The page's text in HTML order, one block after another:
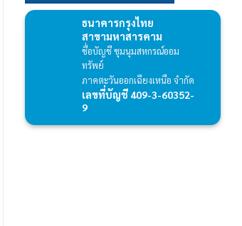
ธนาคารกรุงไทย
สาขามหาสารคาม
ชื่อบัญชี ชุมนุมสหกรณ์ออม
ทรัพย์
ภาคตะวันออกเฉียงเหนือ จำกัด
เลขที่บัญชี 409-3-60352-
9